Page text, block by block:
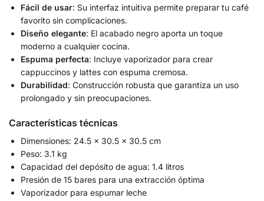
Fácil de usar: Su interfaz intuitiva permite preparar tu café
favorito sin complicaciones.
Diseño elegante: El acabado negro aporta un toque
moderno a cualquier cocina.
Espuma perfecta: Incluye vaporizador para crear
cappuccinos y lattes con espuma cremosa.
Durabilidad: Construcción robusta que garantiza un uso
prolongado y sin preocupaciones.
Características técnicas
Dimensiones: 24.5 x 30.5 x 30.5 cm
Peso: 3.1 kg
Capacidad del depósito de agua: 1.4 litros
Presión de 15 bares para una extracción óptima
Vaporizador para espumar leche